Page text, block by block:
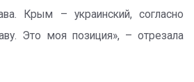
Крым – украинский, согласно
Это моя позиция», – отрезала